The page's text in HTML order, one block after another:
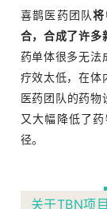
喜鹊医药团队将
合，合成了许多
药单体很多无法
疗效太低，在体
医药团队的药物
又大幅降低了
径。
关于TBN项目